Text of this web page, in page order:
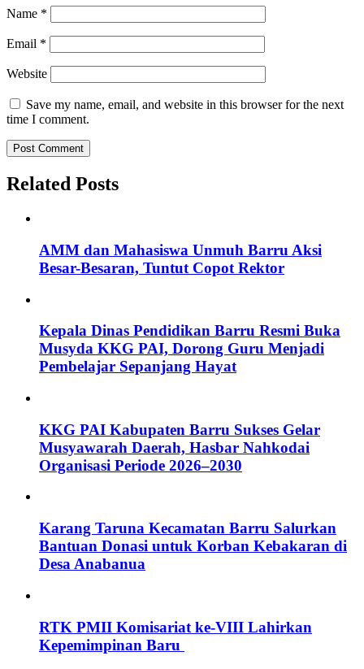
Name *
Email *
Website
Save my name, email, and website in this browser for the next
time I comment.
Related Posts
AMM dan Mahasiswa Unmuh Barru Aksi
Besar-Besaran, Tuntut Copot Rektor
Kepala Dinas Pendidikan Barru Resmi Buka
Musyda KKG PAI, Dorong Guru Menjadi
Pembelajar Sepanjang Hayat
KKG PAI Kabupaten Barru Sukses Gelar
Musyawarah Daerah, Hasbar Nahkodai
Organisasi Periode 2026–2030
Karang Taruna Kecamatan Barru Salurkan
Bantuan Donasi untuk Korban Kebakaran di
Desa Anabanua
RTK PMII Komisariat ke-VIII Lahirkan
Kepemimpinan Baru